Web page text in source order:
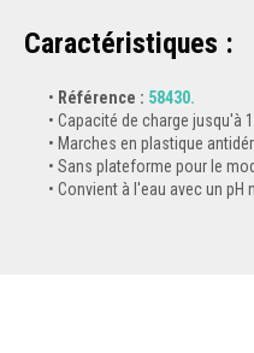
Caractéristiques :
Référence : 58430.
Capacité de charge jusqu'à
Marches en plastique
Sans plateforme pour le
Convient à l'eau avec un pH